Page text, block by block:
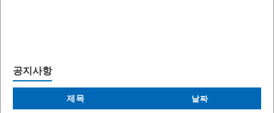
공지사항
제목 날짜